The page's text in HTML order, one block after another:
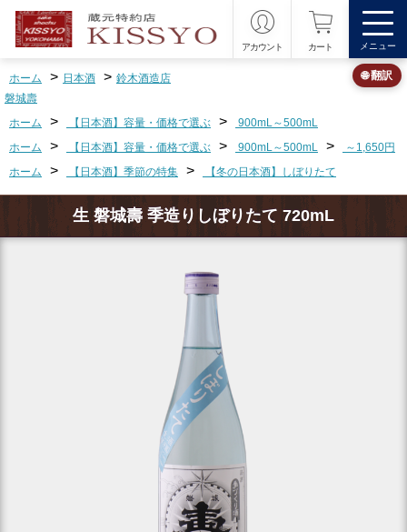
アカウント カート メニュー
ホーム > 日本酒 > 鈴木酒造店
磐城壽
ホーム
> 【日本酒】容量・価格で選ぶ >
900mL～500mL
ホーム
> 【日本酒】容量・価格で選ぶ > 900mL～500mL >
～1,650円
ホーム
> 【日本酒】季節の特集 > 【冬の日本酒】しぼりたて
生 磐城壽 季造りしぼりたて 720mL
🌐 翻訳